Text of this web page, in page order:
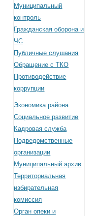
Муниципальный
контроль
Гражданская оборона и
ЧС
Публичные слушания
Обращение с ТКО
Противодействие
коррупции
Экономика района
Социальное развитие
Кадровая служба
Подведомственные
организации
Муниципальный архив
Территориальная
избирательная
комиссия
Орган опеки и